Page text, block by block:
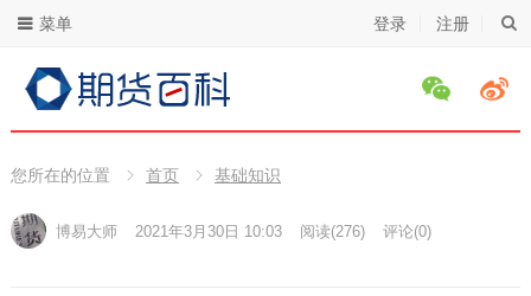
登录 注册
菜单
您所在的位置 首页 基础知识
博易大师 2021年3月30日 10:03 阅读(276) 评论(0)